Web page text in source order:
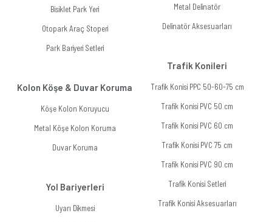
Bisiklet Park Yeri
Otopark Araç Stoperi
Park Bariyeri Setleri
Kolon Köşe & Duvar Koruma
Köşe Kolon Koruyucu
Metal Köşe Kolon Koruma
Duvar Koruma
Yol Bariyerleri
Uyarı Dikmesi
Metal Delinatör
Delinatör Aksesuarları
Trafik Konileri
Trafik Konisi PPC 50-60-75 cm
Trafik Konisi PVC 50 cm
Trafik Konisi PVC 60 cm
Trafik Konisi PVC 75 cm
Trafik Konisi PVC 90 cm
Trafik Konisi Setleri
Trafik Konisi Aksesuarları